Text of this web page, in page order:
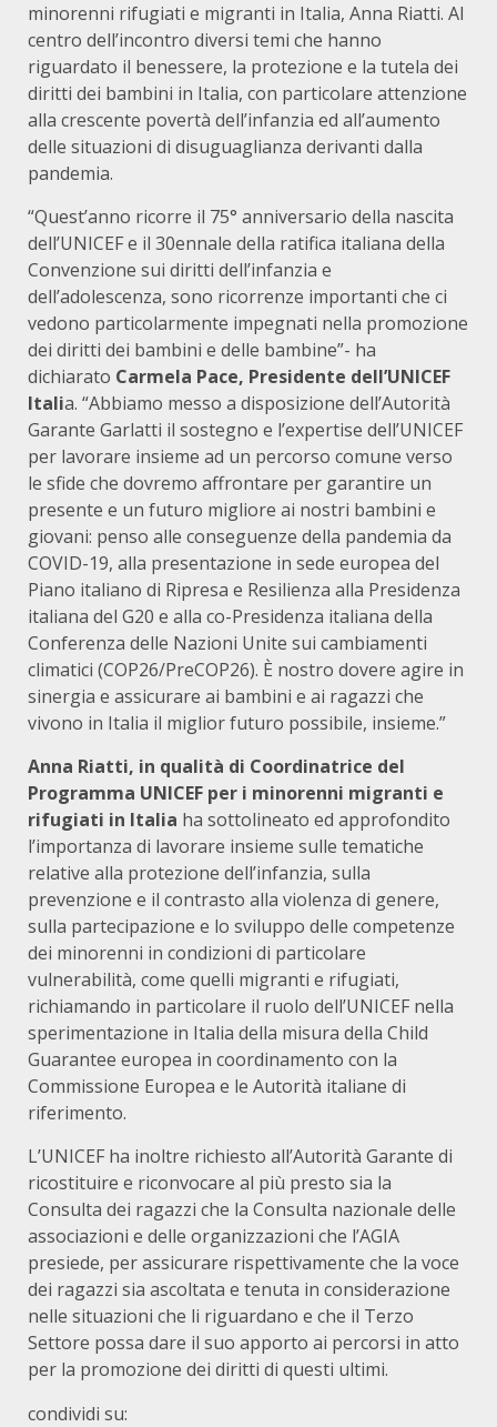
minorenni rifugiati e migranti in Italia, Anna Riatti. Al
centro dell’incontro diversi temi che hanno
riguardato il benessere, la protezione e la tutela dei
diritti dei bambini in Italia, con particolare attenzione
alla crescente povertà dell’infanzia ed all’aumento
delle situazioni di disuguaglianza derivanti dalla
pandemia.
“Quest’anno ricorre il 75° anniversario della nascita
dell’UNICEF e il 30ennale della ratifica italiana della
Convenzione sui diritti dell’infanzia e
dell’adolescenza, sono ricorrenze importanti che ci
vedono particolarmente impegnati nella promozione
dei diritti dei bambini e delle bambine”- ha
dichiarato Carmela Pace, Presidente dell’UNICEF
Italia. “Abbiamo messo a disposizione dell’Autorità
Garante Garlatti il sostegno e l’expertise dell’UNICEF
per lavorare insieme ad un percorso comune verso
le sfide che dovremo affrontare per garantire un
presente e un futuro migliore ai nostri bambini e
giovani: penso alle conseguenze della pandemia da
COVID-19, alla presentazione in sede europea del
Piano italiano di Ripresa e Resilienza alla Presidenza
italiana del G20 e alla co-Presidenza italiana della
Conferenza delle Nazioni Unite sui cambiamenti
climatici (COP26/PreCOP26). È nostro dovere agire in
sinergia e assicurare ai bambini e ai ragazzi che
vivono in Italia il miglior futuro possibile, insieme.”
Anna Riatti, in qualità di Coordinatrice del
Programma UNICEF per i minorenni migranti e
rifugiati in Italia ha sottolineato ed approfondito
l’importanza di lavorare insieme sulle tematiche
relative alla protezione dell’infanzia, sulla
prevenzione e il contrasto alla violenza di genere,
sulla partecipazione e lo sviluppo delle competenze
dei minorenni in condizioni di particolare
vulnerabilità, come quelli migranti e rifugiati,
richiamando in particolare il ruolo dell’UNICEF nella
sperimentazione in Italia della misura della Child
Guarantee europea in coordinamento con la
Commissione Europea e le Autorità italiane di
riferimento.
L’UNICEF ha inoltre richiesto all’Autorità Garante di
ricostituire e riconvocare al più presto sia la
Consulta dei ragazzi che la Consulta nazionale delle
associazioni e delle organizzazioni che l’AGIA
presiede, per assicurare rispettivamente che la voce
dei ragazzi sia ascoltata e tenuta in considerazione
nelle situazioni che li riguardano e che il Terzo
Settore possa dare il suo apporto ai percorsi in atto
per la promozione dei diritti di questi ultimi.
condividi su: